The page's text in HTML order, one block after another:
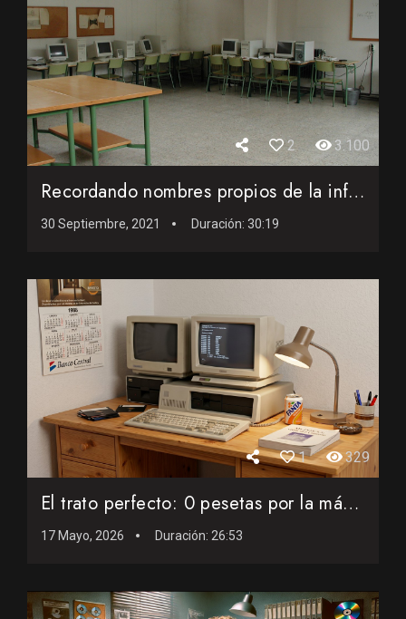
2 3.100
Recordando nombres propios de la informática personal de lo...
30 Septiembre, 2021 Duración: 30:19
1 329
El trato perfecto: 0 pesetas por la máquina más deseada de...
17 Mayo, 2026 Duración: 26:53